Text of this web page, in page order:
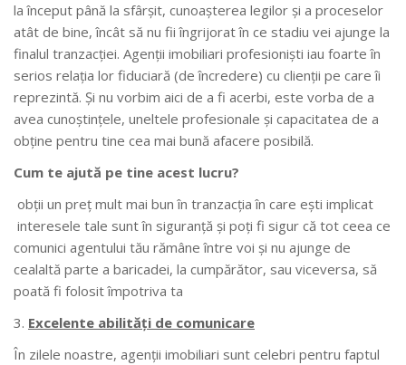
la început până la sfârşit, cunoaşterea legilor şi a proceselor
atât de bine, încât să nu fii îngrijorat în ce stadiu vei ajunge la
finalul tranzacţiei. Agenţii imobiliari profesionişti iau foarte în
serios relaţia lor fiduciară (de încredere) cu clienţii pe care îi
reprezintă. Şi nu vorbim aici de a fi acerbi, este vorba de a
avea cunoştinţele, uneltele profesionale şi capacitatea de a
obţine pentru tine cea mai bună afacere posibilă.
Cum te ajută pe tine acest lucru?
obţii un preţ mult mai bun în tranzacţia în care eşti implicat
interesele tale sunt în siguranţă şi poţi fi sigur că tot ceea ce
comunici agentului tău rămâne între voi şi nu ajunge de
cealaltă parte a baricadei, la cumpărător, sau viceversa, să
poată fi folosit împotriva ta
Excelente abilități de comunicare
În zilele noastre, agenţii imobiliari sunt celebri pentru faptul